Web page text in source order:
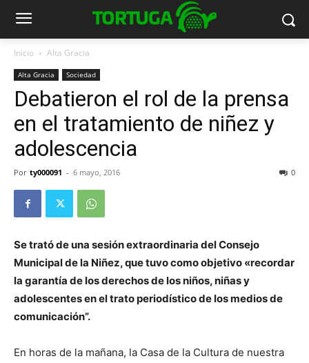
Inicio Alta Gracia
Alta Gracia Sociedad
Debatieron el rol de la prensa
en el tratamiento de niñez y
adolescencia
Por ty000091 - 6 mayo, 2016 0
Se trató de una sesión extraordinaria del Consejo
Municipal de la Niñez, que tuvo como objetivo «recordar
la garantía de los derechos de los niños, niñas y
adolescentes en el trato periodístico de los medios de
comunicación”.
En horas de la mañana, la Casa de la Cultura de nuestra